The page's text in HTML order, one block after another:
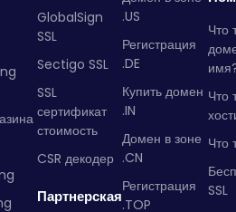
GlobalSign
SSL
Sectigo SSL
SSL
сертификат
стоимость
CSR декодер
Партнерская
.US
Регистрация
.DE
Купить домен
.IN
Домен в зоне
.CN
Регистрация
.TOP
Что
Что
Что
SSL